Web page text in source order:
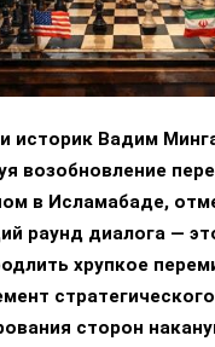
историк Вадим
возобновление
в Исламабаде,
раунд диалога —
хрупкое
стратегического
сторон